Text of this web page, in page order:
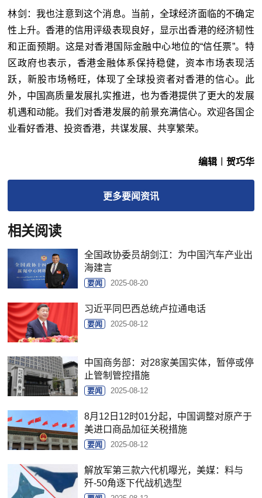
林剑：我也注意到这个消息。当前，全球经济面临的不确定
性上升。香港的信用评级表现良好，显示出香港的经济韧性
和正面预期。这是对香港国际金融中心地位的“信任票”。特
区政府也表示，香港金融体系保持稳健，资本市场表现活
跃，新股市场畅旺，体现了全球投资者对香港的信心。此
外，中国高质量发展扎实推进，也为香港提供了更大的发展
机遇和动能。我们对香港发展的前景充满信心。欢迎各国企
业看好香港、投资香港，共谋发展、共享繁荣。
编辑︱贺巧华
更多要闻资讯
相关阅读
全国政协委员胡剑江：为中国汽车产业出
海建言
要闻 2025-08-20
习近平同巴西总统卢拉通电话
要闻 2025-08-12
中国商务部：对28家美国实体，暂停或停
止管制管控措施
要闻 2025-08-12
8月12日12时01分起，中国调整对原产于
美进口商品加征关税措施
要闻 2025-08-12
解放军第三款六代机曝光，美媒：料与
歼-50角逐下代战机选型